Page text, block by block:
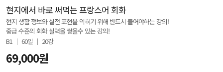
현지에서 바로 써먹는 프랑스어 회화
현지 생활 정보와 실전 표현을 익히기 위해 반드시 들어야하는 강의!
중급 수준의 회화 실력을 쌓을수 있는 강의!
B1 │ 60일 │ 20강
69,000원